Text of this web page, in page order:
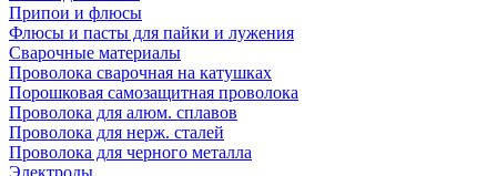
Припои и флюсы
Флюсы и пасты для пайки и лужения
Сварочные материалы
Проволока сварочная на катушках
Порошковая самозащитная проволока
Проволока для алюм. сплавов
Проволока для нерж. сталей
Проволока для черного металла
Электроды